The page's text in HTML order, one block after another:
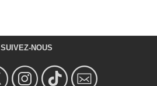
SUIVEZ-NOUS